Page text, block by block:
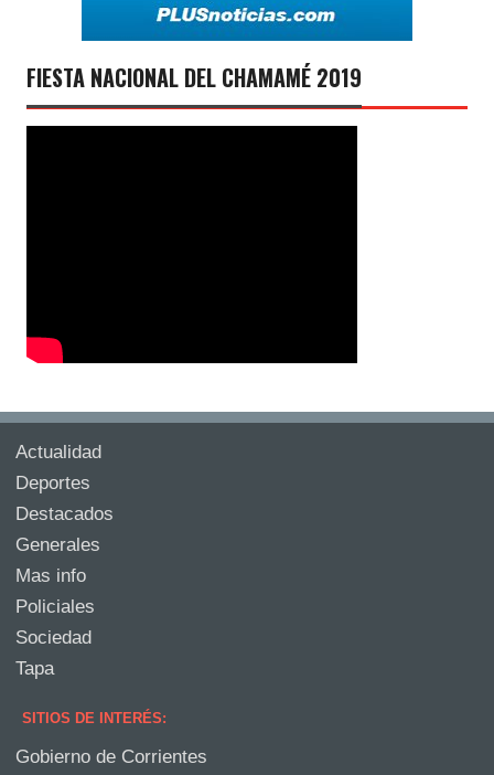
FIESTA NACIONAL DEL CHAMAMÉ 2019
Actualidad
Deportes
Destacados
Generales
Mas info
Policiales
Sociedad
Tapa
SITIOS DE INTERÉS:
Gobierno de Corrientes